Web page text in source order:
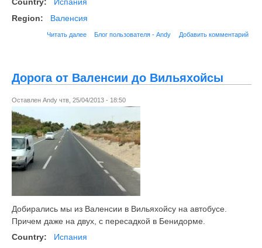
Region:
Валенсия
Читать далее Блог пользователя - Andy Добавить комментарий
Дорога от Валенсии до Вильяхойсы
Оставлен Andy чтв, 25/04/2013 - 18:50
Добирались мы из Валенсии в Вильяхойсу на автобусе.
Причем даже на двух, с пересадкой в Бенидорме.
Country:
Испания